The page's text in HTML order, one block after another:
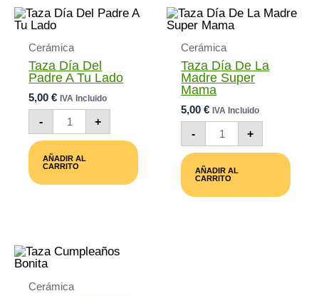
Cerámica
Taza Día Del
Padre A Tu Lado
5,00€ IVA Incluido
-
Taza
Día
Del
A
Lado
+
AÑADIR AL
CARRITO
Cerámica
Taza Día De La
Madre Super
Mama
5,00€ IVA Incluido
-
Taza
Día
De
Madre
Mama
+
AÑADIR AL
CARRITO
Cerámica